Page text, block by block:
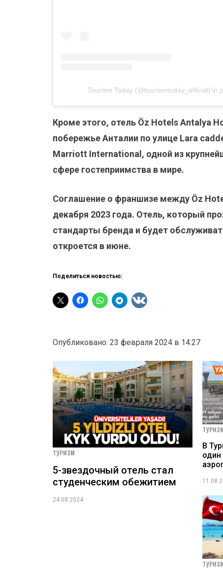
Tourism Today (@tourismtoday_official)'in
Кроме этого, отель Öz Hotels Antalya
побережье Анталии по улице Lara
Marriott International, одной из
сфере гостеприимства в мире.
Соглашение о франшизе между Öz
декабря 2023 года. Отель, который
стандарты бренда и будет
откроется в июне.
Поделиться новостью:
Опубликовано: 23 февраля 2024 в 14:27
ТУРИЗМ
5-звездочный отель стал
студенческим обежитием
24.08.2024
В